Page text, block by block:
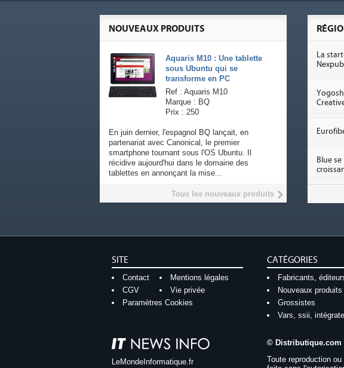
NOUVEAUX PRODUITS
Aquaris M10 : Une tablette
sous Ubuntu qui se
transforme en PC
Ref : Aquaris M10
Marque : BQ
Prix : 250
En juin dernier, l'espagnol BQ lançait, en
partenariat avec Canonical, le premier
smartphone tournant sous l'OS Ubuntu. Il
récidive aujourd'hui dans le domaine des
tablettes en annonçant la mise...
Tous les nouveaux produits
La
Blue
SITE
Contact
Mentions légales
CGV
Vie privée
Paramètres Cookies
CATÉGORIES
Fabricants,
Nouveaux produits
Grossistes
Vars, ssii,
LeMondeInformatique.fr
© Distributique.com
Toute reproduction